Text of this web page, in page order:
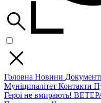
Головна Новини
Муніципалітет Контакти
Герої не вмирають!